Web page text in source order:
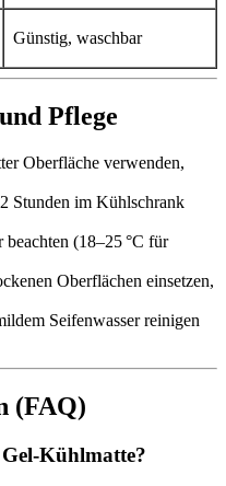
Günstig, waschbar
Pflege
Oberfläche verwenden,
Stunden im Kühlschrank
(18–25 °C für
Oberflächen einsetzen,
Seifenwasser reinigen
(FAQ)
Kühlmatte?